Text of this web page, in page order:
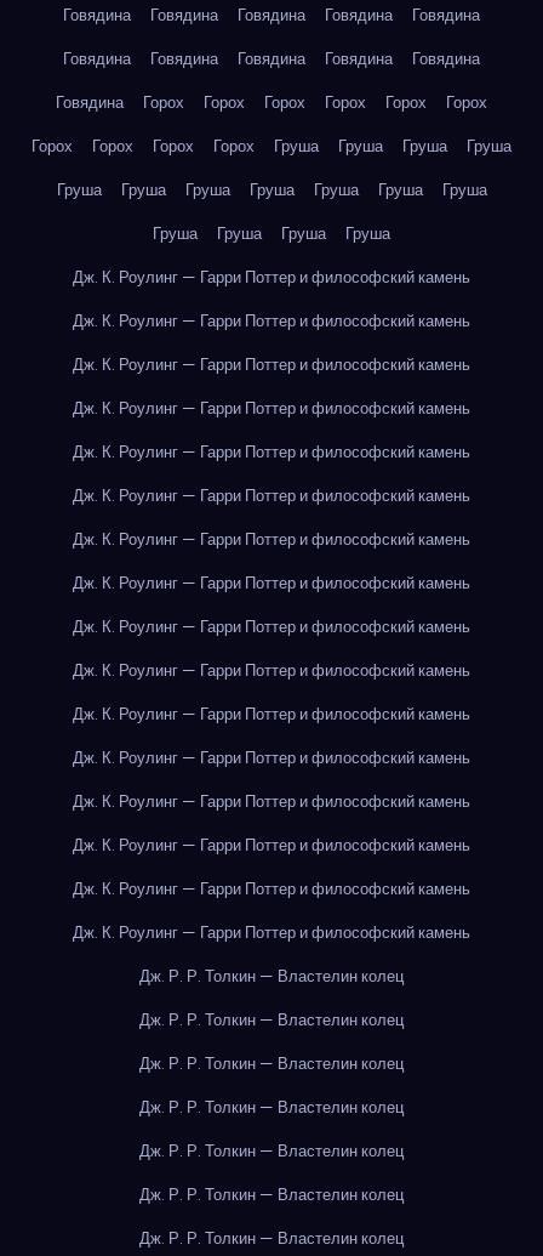
Говядина
Говядина Говядина Говядина
Говядина
Говядина
Говядина Говядина Говядина
Говядина
Говядина
Горох Горох Горох Горох Горох
Горох
Горох
Горох Горох Горох Груша Груша Груша
Груша
Груша
Груша Груша Груша Груша Груша
Груша
Груша
Груша Груша
Груша
Дж. К. Роулинг — Гарри Поттер и философский камень
Дж. К. Роулинг — Гарри Поттер и философский камень
Дж. К. Роулинг — Гарри Поттер и философский камень
Дж. К. Роулинг — Гарри Поттер и философский камень
Дж. К. Роулинг — Гарри Поттер и философский камень
Дж. К. Роулинг — Гарри Поттер и философский камень
Дж. К. Роулинг — Гарри Поттер и философский камень
Дж. К. Роулинг — Гарри Поттер и философский камень
Дж. К. Роулинг — Гарри Поттер и философский камень
Дж. К. Роулинг — Гарри Поттер и философский камень
Дж. К. Роулинг — Гарри Поттер и философский камень
Дж. К. Роулинг — Гарри Поттер и философский камень
Дж. К. Роулинг — Гарри Поттер и философский камень
Дж. К. Роулинг — Гарри Поттер и философский камень
Дж. К. Роулинг — Гарри Поттер и философский камень
Дж. К. Роулинг — Гарри Поттер и философский камень
Дж. Р. Р. Толкин — Властелин колец
Дж. Р. Р. Толкин — Властелин колец
Дж. Р. Р. Толкин — Властелин колец
Дж. Р. Р. Толкин — Властелин колец
Дж. Р. Р. Толкин — Властелин колец
Дж. Р. Р. Толкин — Властелин колец
Дж. Р. Р. Толкин — Властелин колец